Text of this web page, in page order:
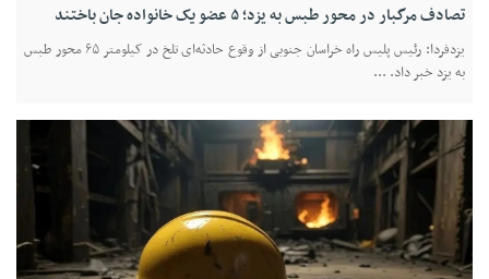
تصادف مرگبار در محور طبس به یزد؛ ۵ عضو یک خانواده جان باختند
یزدفردا: رئیس پلیس راه خراسان جنوبی از وقوع حادثه‌ای تلخ در کیلومتر ۶۵ محور طبس
به یزد خبر داد. ...